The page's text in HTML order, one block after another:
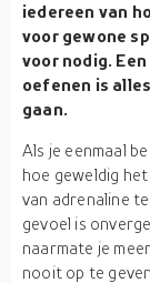
iedereen van
voor gewone
voor nodig.
oefenen is
gaan.
Als je eenmaal
hoe geweldig
van adrenaline
gevoel is
naarmate je
nooit op te